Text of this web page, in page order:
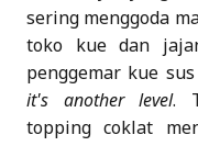
sering menggoda
toko kue dan
penggemar kue
it's another level.
topping coklat